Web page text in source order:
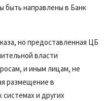
быть направлены в Банк
но предоставленная ЦБ
власти
и иным лицам, не
размещение в
и других